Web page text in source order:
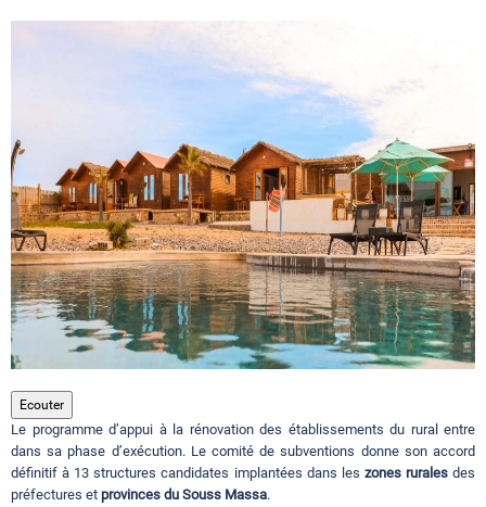
Régions
Hotels
Evenements
Contact
Ecouter
Le programme d’appui à la rénovation des établissements du rural entre
dans sa phase d’exécution. Le comité de subventions donne son accord
définitif à 13 structures candidates implantées dans les zones ruralesdes
préfectures et provinces du Souss Massa.